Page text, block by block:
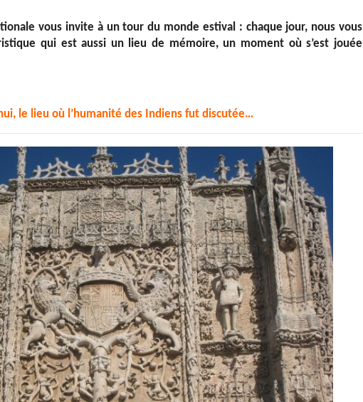
vous invite à un tour du monde estival : chaque jour, nous vous
qui est aussi un lieu de mémoire, un moment où s’est jouée
le lieu où l’humanité des Indiens fut discutée…